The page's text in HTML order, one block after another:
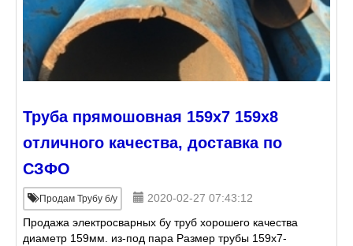
Труба прямошовная 159х7 159х8
отличного качества, доставка по
СЗФО
Продам Трубу б/у
2020-02-27 07:43:12
Продажа электросварных бу труб хорошего качества
диаметр 159мм. из-под пара Размер трубы 159х7-